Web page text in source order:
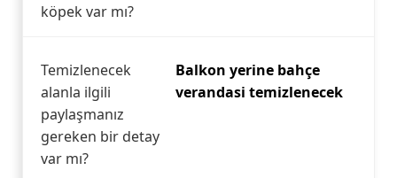
köpek var mı?
Temizlenecek
alanla ilgili
paylaşmanız
gereken bir detay
var mı?
Balkon yerine bahçe
verandasi temizlenecek